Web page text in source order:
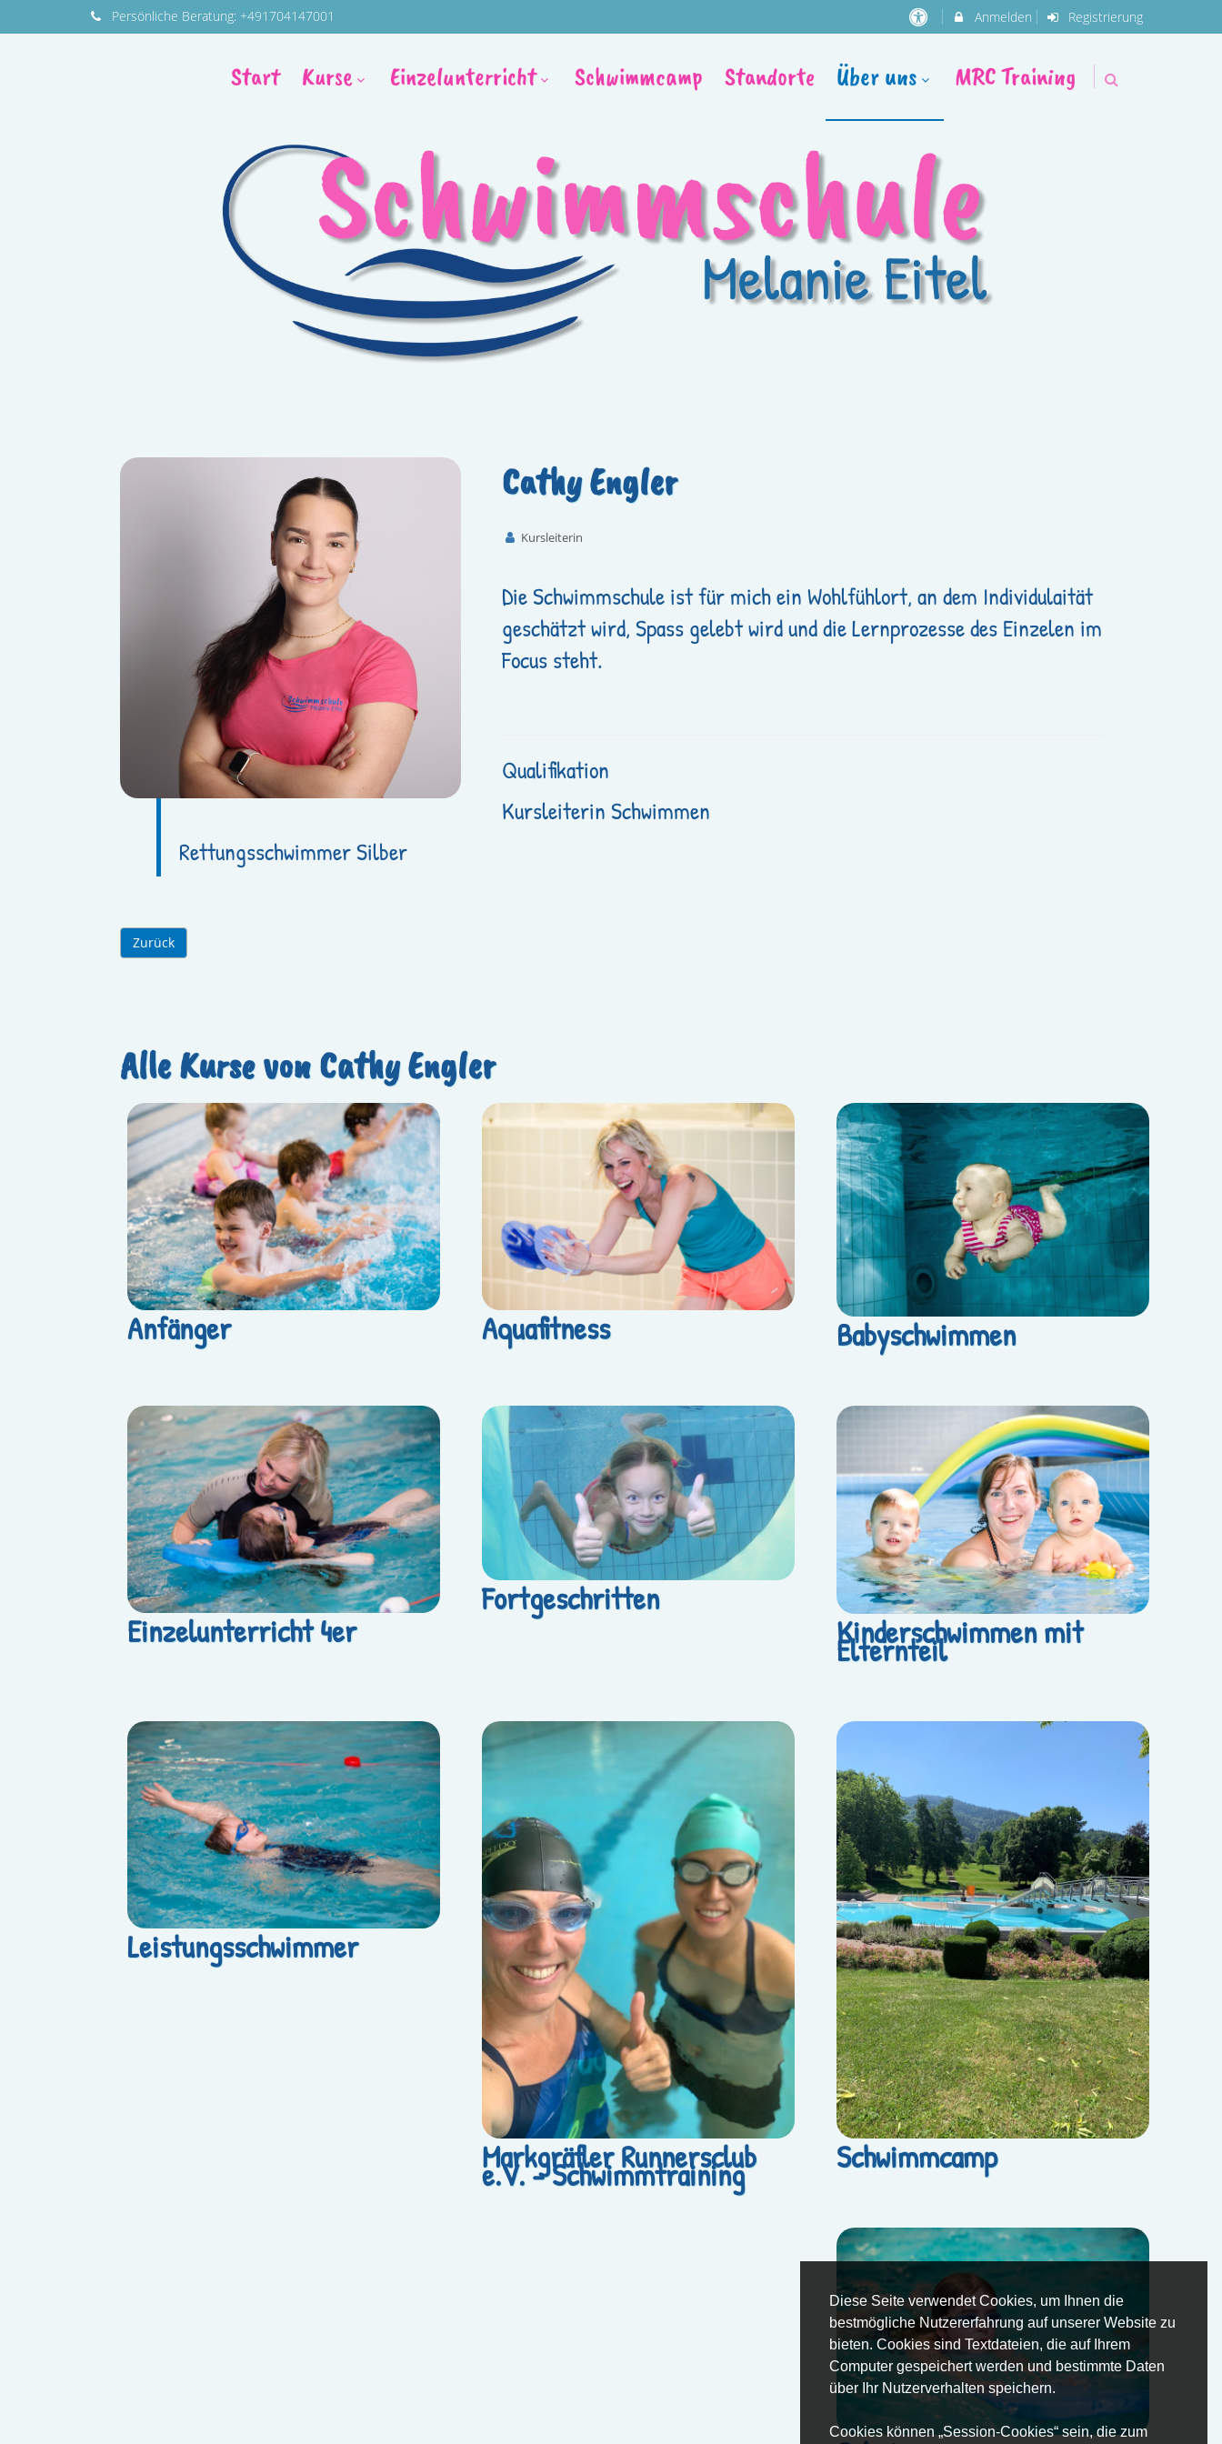
Diese Seite verwendet Cookies, um Ihnen die
bestmögliche Nutzererfahrung auf unserer Website zu
bieten. Cookies sind Textdateien, die auf Ihrem
Computer gespeichert werden und bestimmte Daten
über Ihr Nutzerverhalten speichern.
Cookies können „Session-Cookies“ sein, die zum
Persönliche Beratung: +491704147001 Anmelden Registrierung
Start Kurse Einzelunterricht Schwimmcamp Standorte Über uns MRC Training
Cathy Engler
Kursleiterin
Die Schwimmschule ist für mich ein Wohlfühlort, an dem Individulaität
geschätzt wird, Spass gelebt wird und die Lernprozesse des Einzelen im
Focus steht.
Qualifikation
Kursleiterin Schwimmen
Rettungsschwimmer Silber
Zurück
Alle Kurse von Cathy Engler
Anfänger Aquafitness Babyschwimmen
Einzelunterricht 4er
Fortgeschritten
Kinderschwimmen mit
Elternteil
Leistungsschwimmer
Markgräfler Runnersclub
e.V. - Schwimmtraining Schwimmcamp